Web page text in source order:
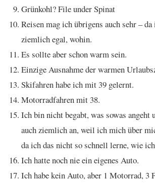
Grünkohl? File under Spinat
Reisen mag ich übrigens auch sehr – da
ziemlich egal, wohin.
Es sollte aber schon warm sein.
Einzige Ausnahme der warmen
Skifahren habe ich mit 39 gelernt.
Motorradfahren mit 38.
Ich bin nicht begabt, was sowas angeht
auch ziemlich an, weil ich mich über
da ich das nicht so schnell lerne, wie
Ich hatte noch nie ein eigenes Auto.
Ich habe kein Auto, aber 1 Motorrad, 3